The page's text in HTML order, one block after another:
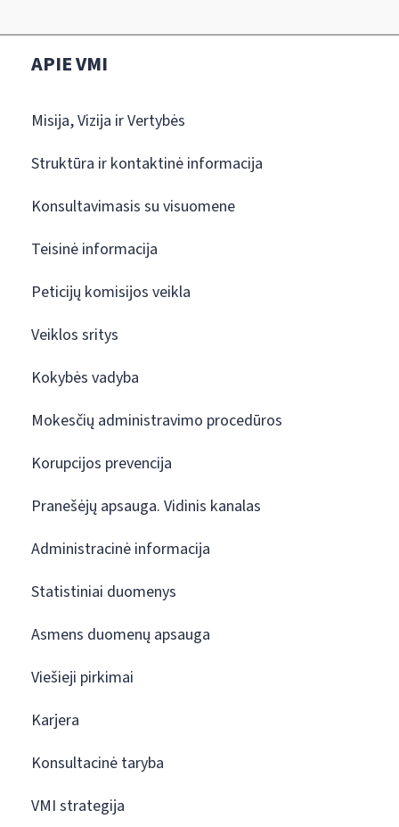
APIE VMI
Misija, Vizija ir Vertybės
Struktūra ir kontaktinė informacija
Konsultavimasis su visuomene
Teisinė informacija
Peticijų komisijos veikla
Veiklos sritys
Kokybės vadyba
Mokesčių administravimo procedūros
Korupcijos prevencija
Pranešėjų apsauga. Vidinis kanalas
Administracinė informacija
Statistiniai duomenys
Asmens duomenų apsauga
Viešieji pirkimai
Karjera
Konsultacinė taryba
VMI strategija